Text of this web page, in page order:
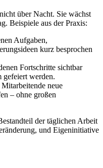
über Nacht. Sie wächst
Beispiele aus der Praxis:
Aufgaben,
kurz besprochen
Fortschritte sichtbar
gefeiert werden.
neue
– ohne großen
der täglichen Arbeit
und Eigeninitiative